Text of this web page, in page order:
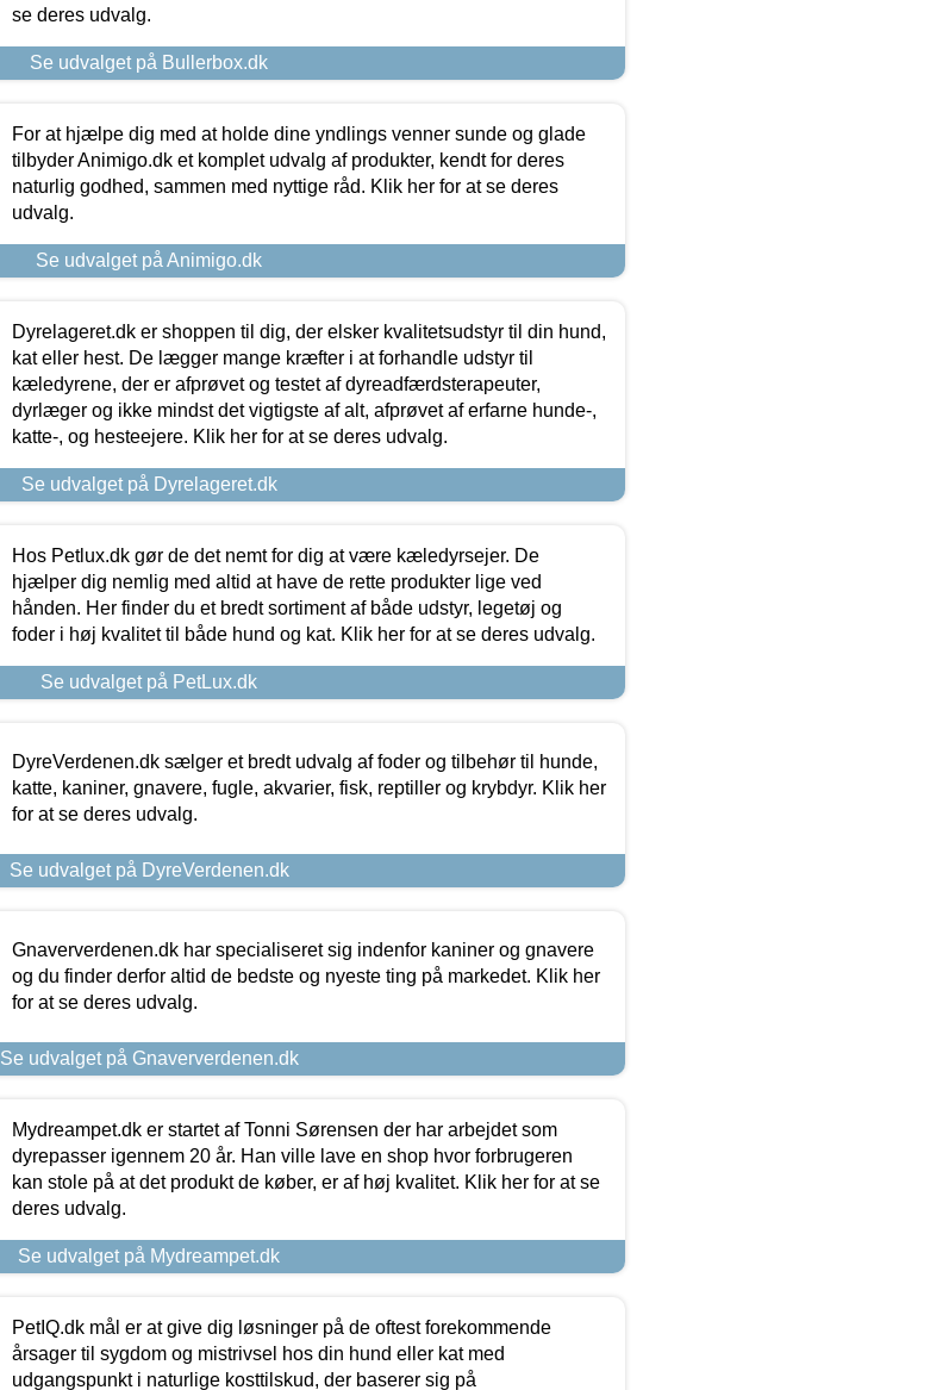
se deres udvalg.
Se udvalget på Bullerbox.dk
For at hjælpe dig med at holde dine yndlings venner sunde og glade
tilbyder Animigo.dk et komplet udvalg af produkter, kendt for deres
naturlig godhed, sammen med nyttige råd. Klik her for at se deres
udvalg.
Se udvalget på Animigo.dk
Dyrelageret.dk er shoppen til dig, der elsker kvalitetsudstyr til din hund,
kat eller hest. De lægger mange kræfter i at forhandle udstyr til
kæledyrene, der er afprøvet og testet af dyreadfærdsterapeuter,
dyrlæger og ikke mindst det vigtigste af alt, afprøvet af erfarne hunde-,
katte-, og hesteejere. Klik her for at se deres udvalg.
Se udvalget på Dyrelageret.dk
Hos Petlux.dk gør de det nemt for dig at være kæledyrsejer. De
hjælper dig nemlig med altid at have de rette produkter lige ved
hånden. Her finder du et bredt sortiment af både udstyr, legetøj og
foder i høj kvalitet til både hund og kat. Klik her for at se deres udvalg.
Se udvalget på PetLux.dk
DyreVerdenen.dk sælger et bredt udvalg af foder og tilbehør til hunde,
katte, kaniner, gnavere, fugle, akvarier, fisk, reptiller og krybdyr. Klik her
for at se deres udvalg.
Se udvalget på DyreVerdenen.dk
Gnaververdenen.dk har specialiseret sig indenfor kaniner og gnavere
og du finder derfor altid de bedste og nyeste ting på markedet. Klik her
for at se deres udvalg.
Se udvalget på Gnaververdenen.dk
Mydreampet.dk er startet af Tonni Sørensen der har arbejdet som
dyrepasser igennem 20 år. Han ville lave en shop hvor forbrugeren
kan stole på at det produkt de køber, er af høj kvalitet. Klik her for at se
deres udvalg.
Se udvalget på Mydreampet.dk
PetIQ.dk mål er at give dig løsninger på de oftest forekommende
årsager til sygdom og mistrivsel hos din hund eller kat med
udgangspunkt i naturlige kosttilskud, der baserer sig på